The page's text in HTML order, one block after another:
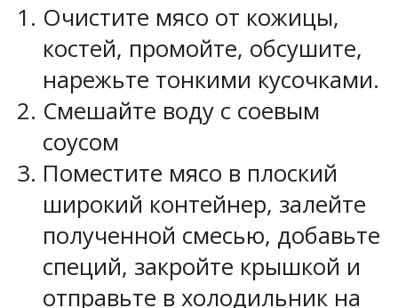
Очистите мясо от кожицы,
костей, промойте, обсушите,
нарежьте тонкими кусочками.
Смешайте воду с соевым
соусом
Поместите мясо в плоский
широкий контейнер, залейте
полученной смесью, добавьте
специй, закройте крышкой и
отправьте в холодильник на